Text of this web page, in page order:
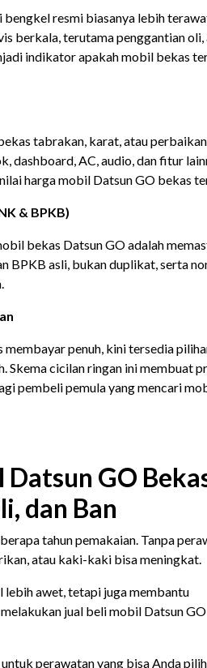
resmi biasanya lebih
berkala, terutama penggantian oli,
indikator apakah mobil bekas
tabrakan, karat, atau
dashboard, AC, audio, dan fitur
harga mobil Datsun GO bekas
& BPKB)
bekas Datsun GO adalah
BPKB asli, bukan duplikat, serta
penuh, kini tersedia
Skema cicilan ringan ini membuat
pembeli pemula yang mencari
GO
dan Ban
tahun pemakaian. Tanpa
atau kaki-kaki bisa meningkat.
awet, tetapi juga membantu
jual beli mobil Datsun
perawatan yang bisa Anda